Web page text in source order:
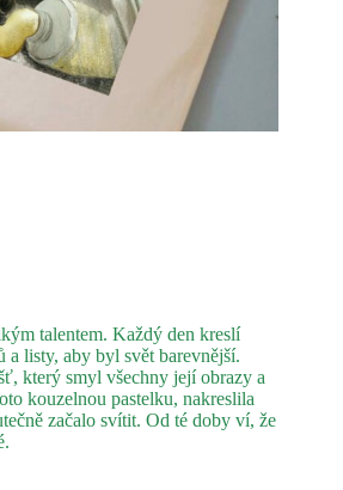
talentem. Každý den kreslí
a listy, aby byl svět barevnější.
který smyl všechny její obrazy a
kouzelnou pastelku, nakreslila
začalo svítit. Od té doby ví, že